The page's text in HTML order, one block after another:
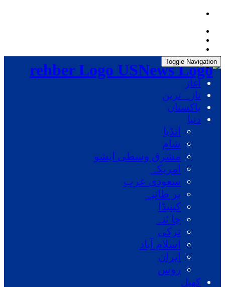
rehber Logo Toggle Navigation
آغاز
تازہ ترین
پاکستان
دنیا
انڈیا
شام
مشرق وسطی ایشو
امریکہ
سعودی عرب
بر طانیہ
کینیڈا
چا ئنہ
ترکی
اسلام آباد
ایران
روس
کھیل